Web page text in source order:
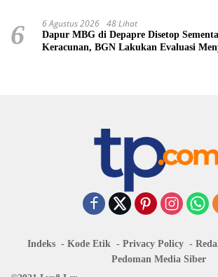
6 6 Agustus 2026 48 Lihat
Dapur MBG di Depapre Disetop
Keracunan, BGN Lakukan Evaluasi
Indeks Kode Etik Privacy Policy
Pedoman Media Siber